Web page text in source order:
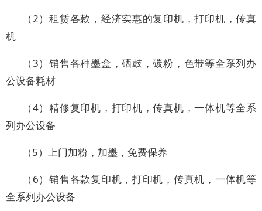
（2）租赁各款，经济实惠的复印机，打印机，传真
机
（3）销售各种墨盒，硒鼓，碳粉，色带等全系列办
公设备耗材
（4）精修复印机，打印机，传真机，一体机等全系
列办公设备
（5）上门加粉，加墨，免费保养
（6）销售各款复印机，打印机，传真机，一体机等
全系列办公设备